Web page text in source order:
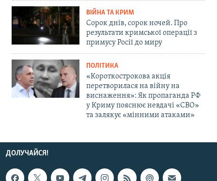
ВІЙНА ТА КРИМ
Сорок днів, сорок ночей. Про
результати кримської операції з
примусу Росії до миру
ПОЛІТИКА
«Короткострокова акція
перетворилася на війну на
виснаження»: Як пропаганда РФ
у Криму пояснює невдачі «СВО»
та залякує «мінними атаками»
ДОЛУЧАЙСЯ!